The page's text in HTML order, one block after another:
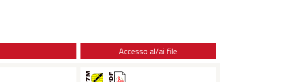
Accesso al/ai file